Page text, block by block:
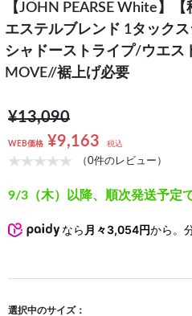
【JOHN PEARSE White】
エステルブレンド 1タック
シャドーストライプ/ウエス
MOVE//裾上げ必要
¥13,090
WEB価格 ¥9,163 税込
（0件のレビュー）
9/3（木）以降、順次発送予定で
なら 月々3,054円から。
選択中のサイズ：